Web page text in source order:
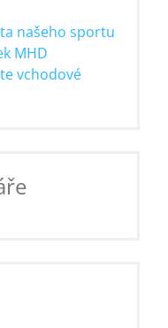
našeho sportu
MHD
vchodové